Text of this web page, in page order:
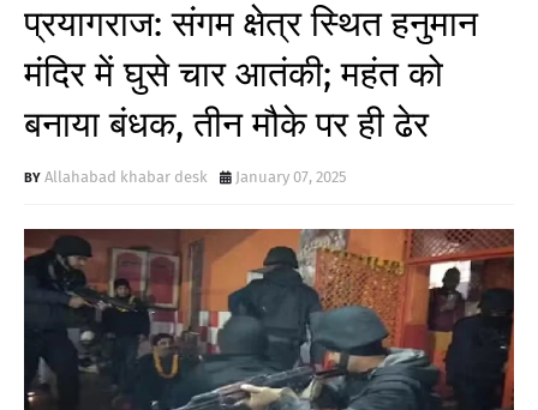
प्रयागराज: संगम क्षेत्र स्थित हनुमान
मंदिर में घुसे चार आतंकी; महंत को
बनाया बंधक, तीन मौके पर ही ढेर
Allahabad khabar desk January 07, 2025